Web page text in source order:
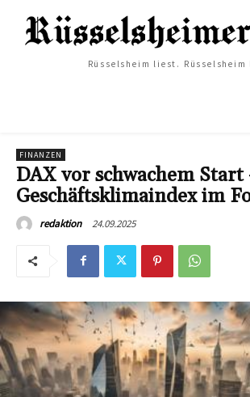
Rüsselsheim liest. Rüsselsheim
FINANZEN
DAX vor schwachem
Geschäftsklimaindex im
redaktion 24.09.2025